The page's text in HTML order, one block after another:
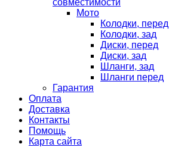
Мото
Колодки, перед
Колодки, зад
Диски, перед
Диски, зад
Шланги, зад
Шланги перед
Гарантия
Оплата
Доставка
Контакты
Помощь
Карта сайта